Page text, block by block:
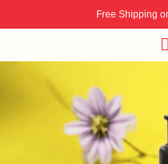
Free Shipping